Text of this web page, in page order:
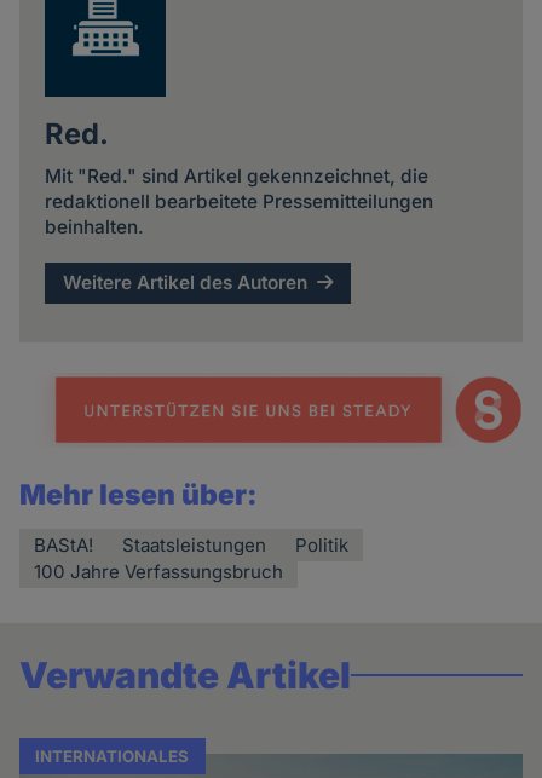
Red.
Mit "Red." sind Artikel gekennzeichnet, die
redaktionell bearbeitete Pressemitteilungen
beinhalten.
Weitere Artikel des Autoren
Mehr lesen über:
BAStA! Staatsleistungen
Politik
100 Jahre Verfassungsbruch
Verwandte Artikel
INTERNATIONALES